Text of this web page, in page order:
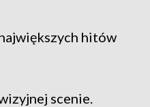
hitów
scenie.